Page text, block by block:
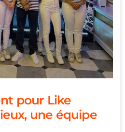
pour Like
une équipe